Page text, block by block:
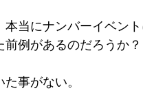
当にナンバーイベン
例があるのだろうか？
事がない。